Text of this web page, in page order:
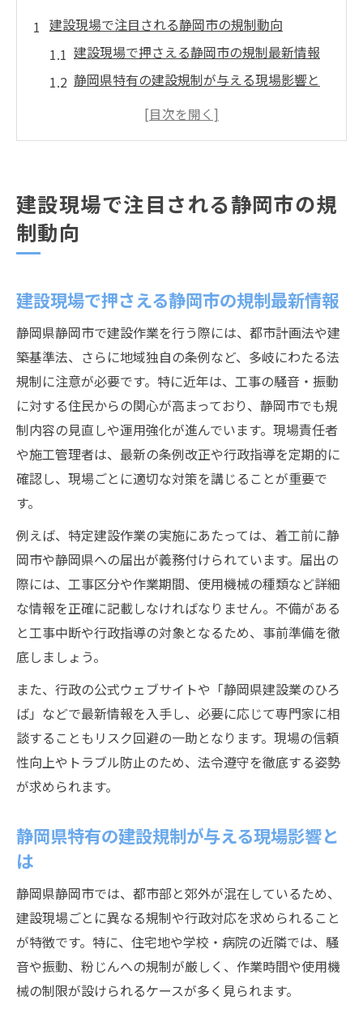
建設現場で注目される静岡市の規制動向
建設現場で押さえる静岡市の規制最新情報
静岡県特有の建設規制が与える現場影響と
静岡市建設現場に求められる実務的な法令
対応
静岡県建設作業の現場対応力を高めるポイ
ント
特定建設作業の届出書作成に役立つ実践知
識
建設現場で重要な振動・騒音対策の基本と
は
静岡県特定施設届出の手続きと注意事項
建設現場で発生する課題への柔軟な対応法
静岡県の特定建設作業一覧と届出の流れを
解説
建設業が知るべき特定建設作業の主な規制
内容
静岡県で特定建設作業を行う際の注意点と
は
建設現場で必要な届出と書類準備の実務対
応
特定施設届出のポイントと建設作業の連動
性
振動や騒音を巡る静岡市の建設対応策
解説
イント
振動規制法に基づく建設作業の留意点とは
静岡市での建設作業時の近隣対応と注意事
項
建設現場で発生する騒音への適切な対応策
建設現場で注目される静岡市の規
制動向
建設現場で押さえる静岡市の規制最新情報
静岡県静岡市で建設作業を行う際には、都市計画法や建
築基準法、さらに地域独自の条例など、多岐にわたる法
規制に注意が必要です。特に近年は、工事の騒音・振動
に対する住民からの関心が高まっており、静岡市でも規
制内容の見直しや運用強化が進んでいます。現場責任者
や施工管理者は、最新の条例改正や行政指導を定期的に
確認し、現場ごとに適切な対策を講じることが重要で
す。
例えば、特定建設作業の実施にあたっては、着工前に静
岡市や静岡県への届出が義務付けられています。届出の
際には、工事区分や作業期間、使用機械の種類など詳細
な情報を正確に記載しなければなりません。不備がある
と工事中断や行政指導の対象となるため、事前準備を徹
底しましょう。
また、行政の公式ウェブサイトや「静岡県建設業のひろ
ば」などで最新情報を入手し、必要に応じて専門家に相
談することもリスク回避の一助となります。現場の信頼
性向上やトラブル防止のため、法令遵守を徹底する姿勢
が求められます。
静岡県特有の建設規制が与える現場影響と
は
静岡県静岡市では、都市部と郊外が混在しているため、
建設現場ごとに異なる規制や行政対応を求められること
が特徴です。特に、住宅地や学校・病院の近隣では、騒
音や振動、粉じんへの規制が厳しく、作業時間や使用機
械の制限が設けられるケースが多く見られます。